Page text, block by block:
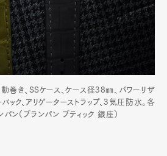
動巻き、SSケース、ケース径38㎜、パワーリザ
ク、アリゲーターストラップ、3気圧防水。各
ン（ブランパン ブティック 銀座）